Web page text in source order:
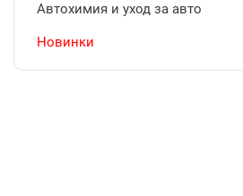
Автохимия и уход за авто
Новинки